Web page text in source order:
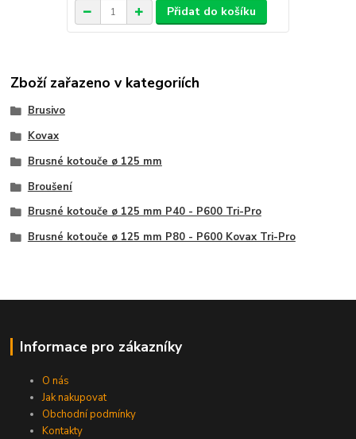
Přidat do košíku
Zboží zařazeno v kategoriích
Brusivo
Kovax
Brusné kotouče ø 125 mm
Broušení
Brusné kotouče ø 125 mm P40 - P600 Tri-Pro
Brusné kotouče ø 125 mm P80 - P600 Kovax Tri-Pro
Informace pro zákazníky
O nás
Jak nakupovat
Obchodní podmínky
Kontakty